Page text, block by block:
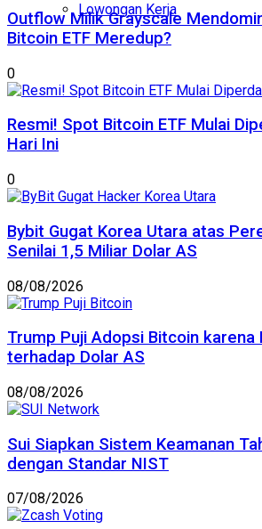
Lowongan Kerja
Outflow Milik Grayscale
Bitcoin ETF Meredup?
0
Resmi! Spot Bitcoin ETF Mulai
Hari Ini
0
Bybit Gugat Korea Utara atas
Senilai 1,5 Miliar Dolar AS
08/08/2026
Trump Puji Adopsi Bitcoin karena
terhadap Dolar AS
08/08/2026
Sui Siapkan Sistem Keamanan
dengan Standar NIST
07/08/2026